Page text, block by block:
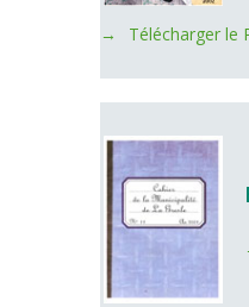
Télécharger le